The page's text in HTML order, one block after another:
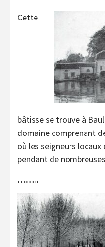
Cette
bâtisse se trouve à
domaine comprenant
où les seigneurs
pendant de
……..